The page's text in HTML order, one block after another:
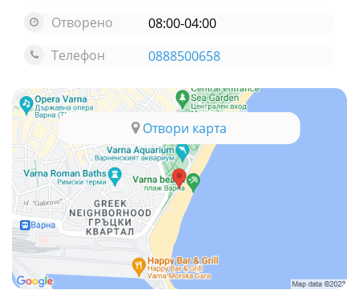
Отворено
08:00-04:00
Телефон
0888500658
Отвори карта